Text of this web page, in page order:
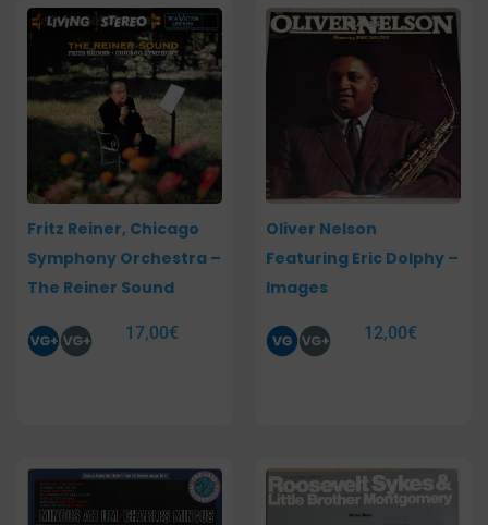
Fritz Reiner, Chicago
Symphony Orchestra –
The Reiner Sound
17,00€
Oliver Nelson
Featuring Eric Dolphy –
Images
12,00€